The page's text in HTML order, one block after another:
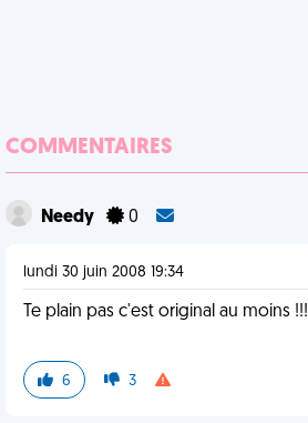
COMMENTAIRES
Needy 0
lundi 30 juin 2008 19:34
Te plain pas c'est original au moins !!!
6 3